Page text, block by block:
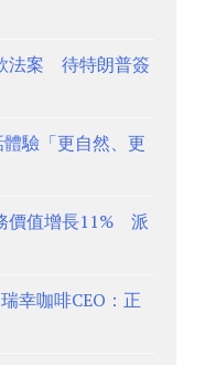
法案 待特朗普簽
驗「更自然、更
價值增長11% 派
幸咖啡CEO：正